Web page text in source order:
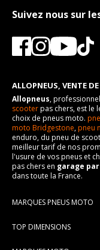
Suivez nous sur
ALLOPNEUS, VENTE
Allopneus,
scooterpas chers, est le
choix de pneus moto.
moto Bridgestone,pneu
enduro, du pneu de
meilleur tarif de nos
l'usure de vos pneus et
pas chers en garage
dans toute la France.
MARQUES PNEUS MOTO
TOP DIMENSIONS